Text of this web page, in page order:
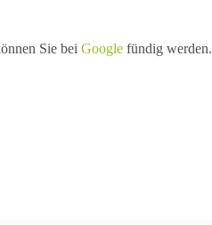
Sie bei Google fündig werden.